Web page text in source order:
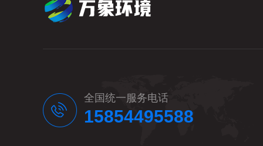
全国统一服务电话
15854495588